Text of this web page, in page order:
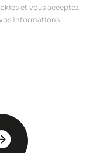
et vous acceptez
informations